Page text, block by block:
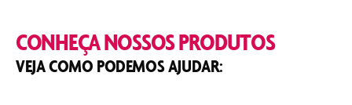
CONHEÇA NOSSOS PRODUTOS
VEJA COMO PODEMOS AJUDAR: